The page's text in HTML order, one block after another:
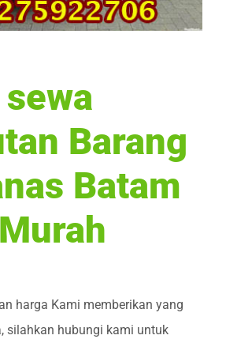
Barang
Batam
harga Kami memberikan yang
silahkan hubungi kami untuk